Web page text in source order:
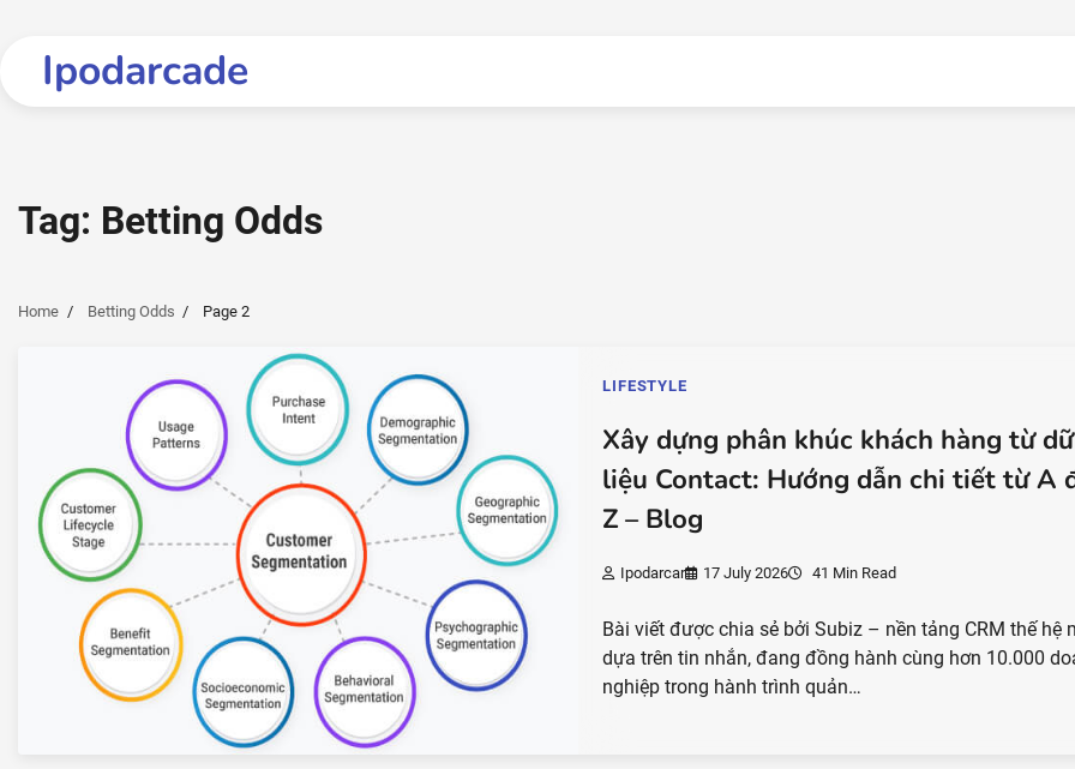
contentIpodarcade
Tag: Betting Odds
Home Betting Odds Page 2
LIFESTYLE
Xây dựng phân khúc khách hàng từ dữ
liệu Contact: Hướng dẫn chi tiết từ A
Z – Blog
Ipodarcar 17 July 2026 41 Min Read
Bài viết được chia sẻ bởi Subiz – nền tảng CRM thế hệ
dựa trên tin nhắn, đang đồng hành cùng hơn 10.000
nghiệp trong hành trình quản…